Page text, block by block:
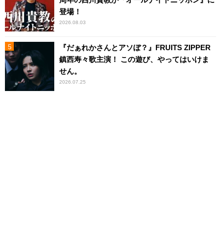
登場！
2026.08.03
『だぁれかさんとアソぼ？』FRUITS ZIPPER
鎮西寿々歌主演！ この遊び、やってはいけま
せん。
2026.07.25